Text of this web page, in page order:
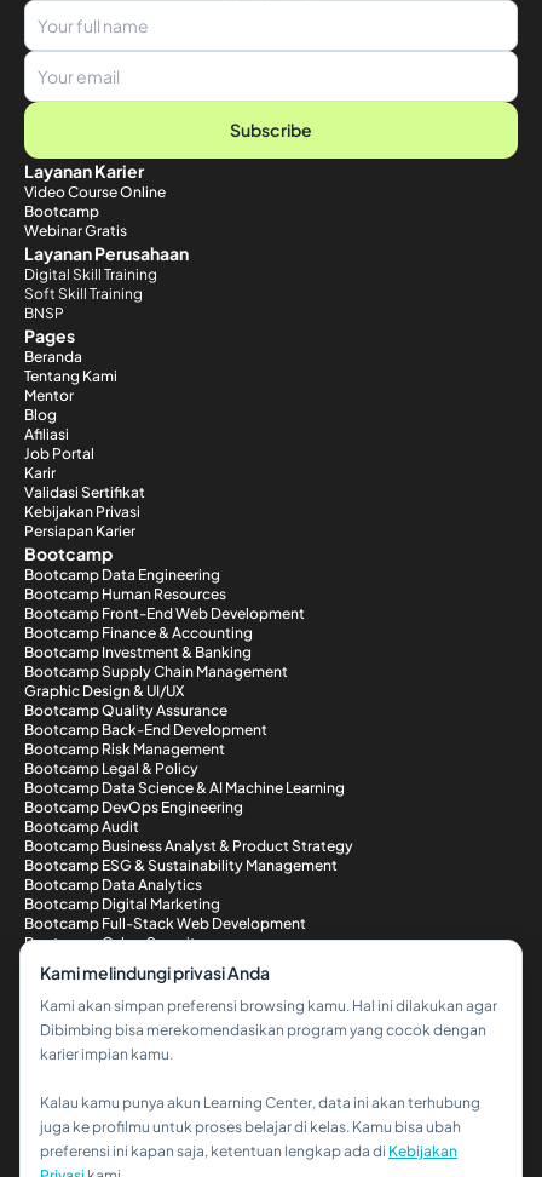
Hi!👋
Kalau kamu butuh bantuan,
Subscribe
Layanan Karier
Video Course Online
Bootcamp
Webinar Gratis
Layanan Perusahaan
Digital Skill Training
Soft Skill Training
BNSP
Pages
Beranda
Tentang Kami
Mentor
Blog
Afiliasi
Job Portal
Karir
Validasi Sertifikat
Kebijakan Privasi
Persiapan Karier
Bootcamp
Bootcamp Data Engineering
Bootcamp Human Resources
Bootcamp Front-End Web Development
Bootcamp Finance & Accounting
Bootcamp Investment & Banking
Bootcamp Supply Chain Management
Graphic Design & UI/UX
Bootcamp Quality Assurance
Bootcamp Back-End Development
Bootcamp Risk Management
Bootcamp Legal & Policy
Bootcamp Data Science & AI Machine Learning
Bootcamp DevOps Engineering
Bootcamp Audit
Bootcamp Business Analyst & Product Strategy
Bootcamp ESG & Sustainability Management
Bootcamp Data Analytics
Bootcamp Digital Marketing
Bootcamp Full-Stack Web Development
Bootcamp Cyber Security
Metode Pembayaran
Kami melindungi privasi Anda
Kami akan simpan preferensi browsing kamu. Hal ini dilakukan agar
Dibimbing bisa merekomendasikan program yang cocok dengan
karier impian kamu.
Kalau kamu punya akun Learning Center, data ini akan terhubung
juga ke profilmu untuk proses belajar di kelas. Kamu bisa ubah
preferensi ini kapan saja, ketentuan lengkap ada di Kebijakan